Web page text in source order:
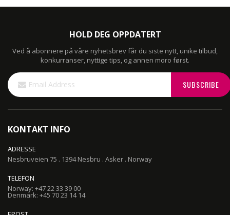
HOLD DEG OPPDATERT
Ved å abonnere på våre nyhetsbrev får du siste nytt, unike tilbud,
konkurranser, nyttige tips, og annen moro først.
Sign
Up
for
SUBSCRIBE
KONTAKT INFO
ADRESSE
Nesbruveien 75 . 1394 Nesbru . Asker . Norway
TELEFON
Norway: +47 22 33 39 00
Denmark: +45 70 23 14 14